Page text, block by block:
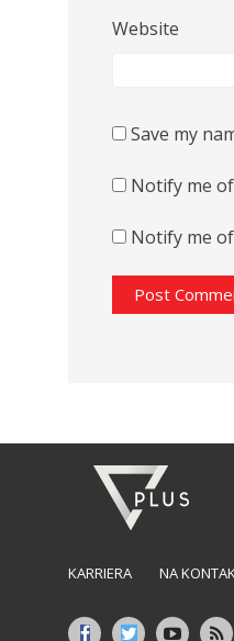
Website
Save my
Notify me
Notify me
KARRIERA NA